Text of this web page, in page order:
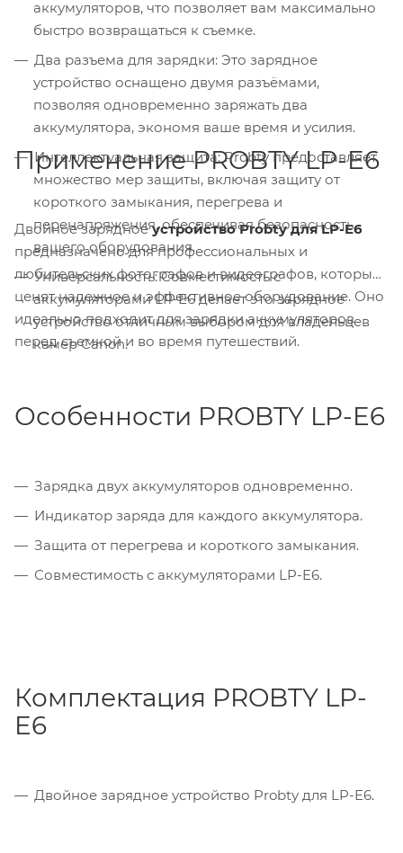
аккумуляторов, что позволяет вам максимально
быстро возвращаться к съемке.
Два разъема для зарядки: Это зарядное
устройство оснащено двумя разъёмами,
позволяя одновременно заряжать два
аккумулятора, экономя ваше время и усилия.
Интеллектуальная защита: Probty предоставляет
множество мер защиты, включая защиту от
короткого замыкания, перегрева и
перенапряжения, обеспечивая безопасность
вашего оборудования.
Универсальность: Совместимость с
аккумуляторами LP-E6 делает это зарядное
устройство отличным выбором для владельцев
камер Canon.
Применение PROBTY LP-E6
Двойное зарядноеустройство Probty для LP-E6
предназначено для профессиональных и
любительских фотографов и видеографов, которые
ценят надежное и эффективное оборудование. Оно
идеально подходит для зарядки аккумуляторов
перед съемкой и во время путешествий.
Особенности PROBTY LP-E6
Зарядка двух аккумуляторов одновременно.
Индикатор заряда для каждого аккумулятора.
Защита от перегрева и короткого замыкания.
Совместимость с аккумуляторами LP-E6.
Комплектация PROBTY LP-
E6
Двойное зарядное устройство Probty для LP-E6.